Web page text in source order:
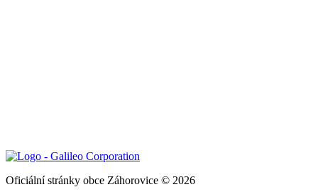
Oficiální stránky obce Záhorovice © 2026